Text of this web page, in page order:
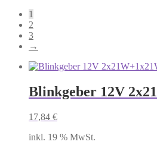
1
2
3
→
Blinkgeber 12V
17,84 €
inkl. 19 % MwSt.